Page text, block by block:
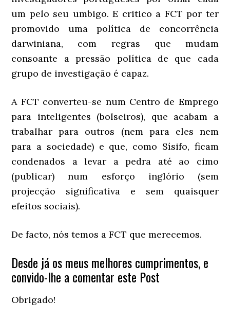
um pelo seu umbigo. E critico a FCT por ter
promovido uma política de concorrência
darwiniana, com regras que mudam
consoante a pressão política de que cada
grupo de investigação é capaz.
A FCT converteu-se num Centro de Emprego
para inteligentes (bolseiros), que acabam a
trabalhar para outros (nem para eles nem
para a sociedade) e que, como Sísifo, ficam
condenados a levar a pedra até ao cimo
(publicar) num esforço inglório (sem
projecção significativa e sem quaisquer
efeitos sociais).
De facto, nós temos a FCT que merecemos.
Desde já os meus melhores cumprimentos, e
convido-lhe a comentar este Post
Obrigado!